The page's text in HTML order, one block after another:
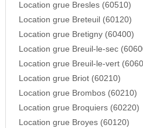
Location grue Bresles (60510)
Location grue Breteuil (60120)
Location grue Bretigny (60400)
Location grue Breuil-le-sec
Location grue Breuil-le-vert
Location grue Briot (60210)
Location grue Brombos (60210)
Location grue Broquiers (60220)
Location grue Broyes (60120)